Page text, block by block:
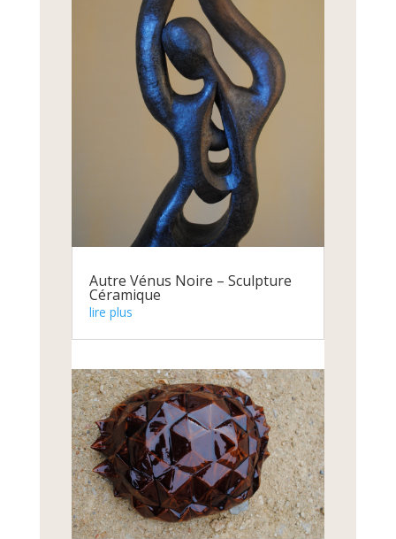
Autre Vénus Noire – Sculpture
Céramique
lire plus